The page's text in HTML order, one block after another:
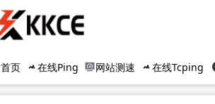
首页 在线Ping 网站测速 在线Tcping